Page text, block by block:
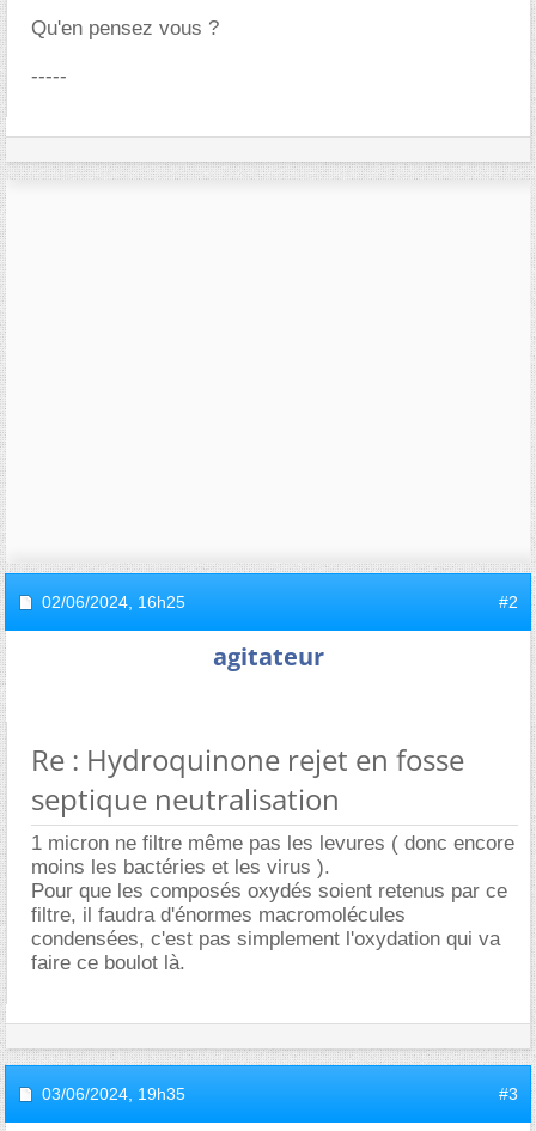
Qu'en pensez vous ?
-----
02/06/2024, 16h25 #2
agitateur
Re : Hydroquinone rejet en fosse
septique neutralisation
1 micron ne filtre même pas les levures ( donc encore
moins les bactéries et les virus ).
Pour que les composés oxydés soient retenus par ce
filtre, il faudra d'énormes macromolécules
condensées, c'est pas simplement l'oxydation qui va
faire ce boulot là.
03/06/2024, 19h35 #3